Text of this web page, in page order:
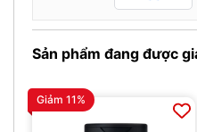
Sản phẩm đang được
Giảm 11%